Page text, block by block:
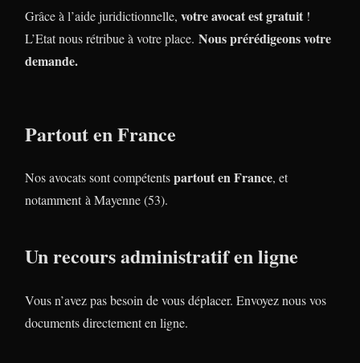
Grâce à l’aide juridictionnelle, votre avocat est gratuit !
L’Etat nous rétribue à votre place. Nous prérédigeons votre
demande.
Partout en France
Nos avocats sont compétentspartout en France, et
notamment à Mayenne (53).
Un recours administratif en ligne
Vous n’avez pas besoin de vous déplacer. Envoyez nous vos
documents directement en ligne.